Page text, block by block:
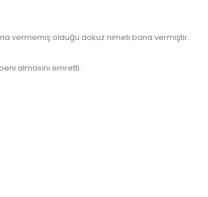
vermemiş olduğu dokuz nimeti bana vermiştir.
almasını emretti.